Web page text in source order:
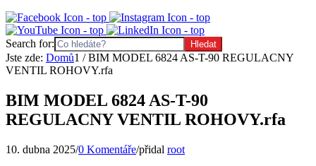
Search for:
Jste zde: Domů1 / BIM MODEL 6824 AS-T-90 REGULACNY
VENTIL ROHOVY.rfa
BIM MODEL 6824 AS-T-90
REGULACNY VENTIL ROHOVY.rfa
10. dubna 2025/0 Komentáře/přidal root